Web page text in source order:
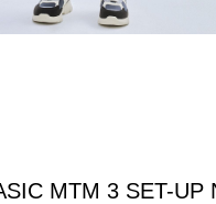
MTM 3 SET-UP